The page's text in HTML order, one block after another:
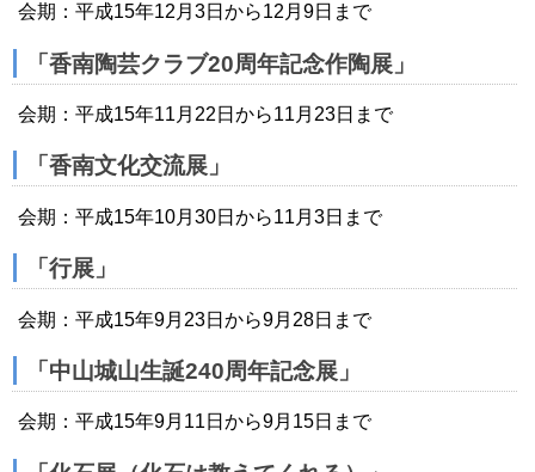
会期：平成15年12月3日から12月9日まで
「香南陶芸クラブ20周年記念作陶展」
会期：平成15年11月22日から11月23日まで
「香南文化交流展」
会期：平成15年10月30日から11月3日まで
「行展」
会期：平成15年9月23日から9月28日まで
「中山城山生誕240周年記念展」
会期：平成15年9月11日から9月15日まで